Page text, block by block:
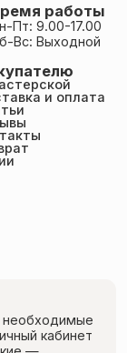
и оплата
работы
Пт: 9.00-17.00
Вс: Выходной
необходимые
кабинет